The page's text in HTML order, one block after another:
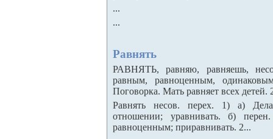
...
...
Равнять
РАВНЯТЬ, равняю, равняешь,
равным, равноценным,
Поговорка. Мать равняет всех детей.
Равнять несов. перех. 1) а)
отношении; уравнивать. б)
равноценным; приравнивать. 2...